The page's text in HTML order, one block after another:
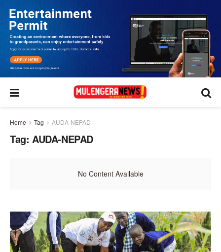
Home Tag AUDA-NEPAD
Tag: AUDA-NEPAD
No Content Available